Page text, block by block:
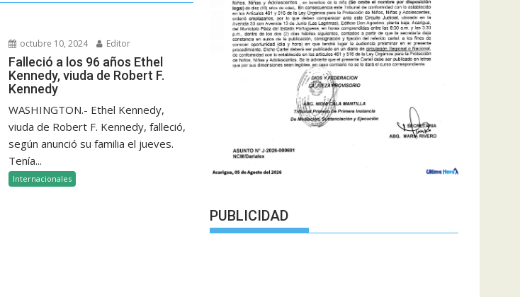
octubre 10, 2024 Editor
Falleció a los 96 años Ethel
Kennedy, viuda de Robert F.
Kennedy
WASHINGTON.- Ethel Kennedy,
viuda de Robert F. Kennedy, falleció,
según anunció su familia el jueves.
Tenía...
Internacionales
PUBLICIDAD